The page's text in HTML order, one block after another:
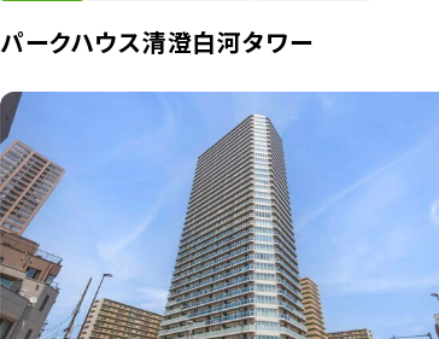
パークハウス清澄白河タワー